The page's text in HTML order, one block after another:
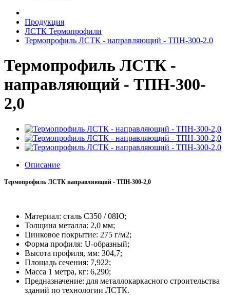
Продукция
ЛСТК Термопрофили
Термопрофиль ЛСТК - направляющий - ТПН-300-2,0
Термопрофиль ЛСТК -
направляющий - ТПН-300-
2,0
Описание
Термопрофиль ЛСТК направляющий - ТПН-300-2,0
Материал: сталь С350 / 08Ю;
Толщина металла: 2,0 мм;
Цинковое покрытие: 275 г/м2;
Форма профиля: U-образный;
Высота профиля, мм: 304,7;
Площадь сечения: 7,922;
Масса 1 метра, кг: 6,290;
Предназначение: для металлокаркасного строительства
зданий по технологии ЛСТК.